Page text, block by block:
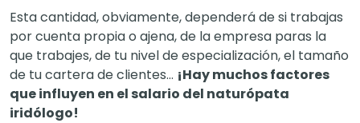
Esta cantidad, obviamente, dependerá de si trabajas
por cuenta propia o ajena, de la empresa paras la
que trabajes, de tu nivel de especialización, el tamaño
de tu cartera de clientes… ¡Hay muchos factores
que influyen en el salario del naturópata
iridólogo!